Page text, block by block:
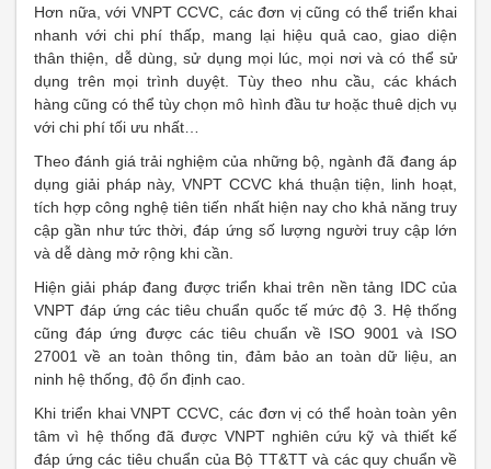
Hơn nữa, với VNPT CCVC, các đơn vị cũng có thể triển khai
nhanh với chi phí thấp, mang lại hiệu quả cao, giao diện
thân thiện, dễ dùng, sử dụng mọi lúc, mọi nơi và có thể sử
dụng trên mọi trình duyệt. Tùy theo nhu cầu, các khách
hàng cũng có thể tùy chọn mô hình đầu tư hoặc thuê dịch vụ
với chi phí tối ưu nhất…
Theo đánh giá trải nghiệm của những bộ, ngành đã đang áp
dụng giải pháp này, VNPT CCVC khá thuận tiện, linh hoạt,
tích hợp công nghệ tiên tiến nhất hiện nay cho khả năng truy
cập gần như tức thời, đáp ứng số lượng người truy cập lớn
và dễ dàng mở rộng khi cần.
Hiện giải pháp đang được triển khai trên nền tảng IDC của
VNPT đáp ứng các tiêu chuẩn quốc tế mức độ 3. Hệ thống
cũng đáp ứng được các tiêu chuẩn về ISO 9001 và ISO
27001 về an toàn thông tin, đảm bảo an toàn dữ liệu, an
ninh hệ thống, độ ổn định cao.
Khi triển khai VNPT CCVC, các đơn vị có thể hoàn toàn yên
tâm vì hệ thống đã được VNPT nghiên cứu kỹ và thiết kế
đáp ứng các tiêu chuẩn của Bộ TT&TT và các quy chuẩn về